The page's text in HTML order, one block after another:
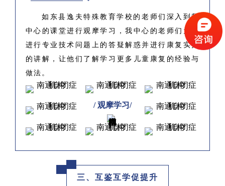
如东县逸夫特殊教育学校的老师们深入到我
中心的课堂进行观摩学习，我中心的老师们为其
进行专业技术问题上的答疑解惑并进行康复实操
的讲解，让他们了解学习更多儿童康复的经验与
做法。
/ 观摩学习/
三、互鉴互学促提升